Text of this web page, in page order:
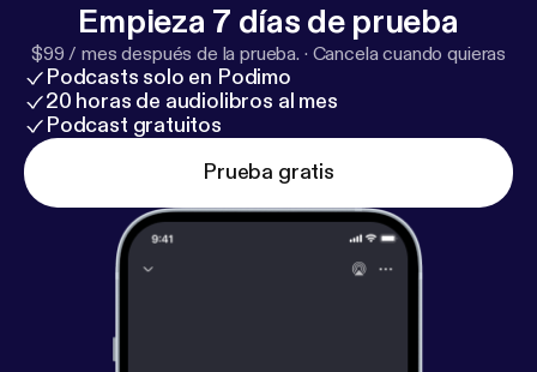
Empieza 7 días de prueba
$99 / mes después de la prueba. · Cancela cuando quieras
Podcasts solo en Podimo
20 horas de audiolibros al mes
Podcast gratuitos
Prueba gratis